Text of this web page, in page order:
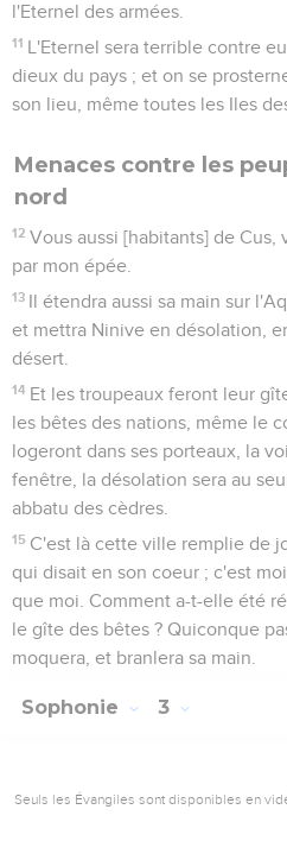
l'Eternel des armées.
11 L'Eternel sera terrible contre
dieux du pays ; et on se
son lieu, même toutes les Iles
Menaces contre les
nord
12 Vous aussi [habitants] de Cus,
par mon épée.
13 Il étendra aussi sa main sur
et mettra Ninive en désolation,
désert.
14 Et les troupeaux feront leur
les bêtes des nations, même le
logeront dans ses porteaux, la
fenêtre, la désolation sera au
abbatu des cèdres.
15 C'est là cette ville remplie de
qui disait en son coeur ; c'est
que moi. Comment a-t-elle été
le gîte des bêtes ? Quiconque
moquera, et branlera sa main.
Sophonie 3
Seuls les Évangiles sont disponibles en